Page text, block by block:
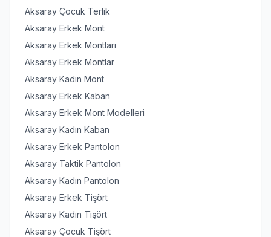
Aksaray Çocuk Terlik
Aksaray Erkek Mont
Aksaray Erkek Montları
Aksaray Erkek Montlar
Aksaray Kadın Mont
Aksaray Erkek Kaban
Aksaray Erkek Mont Modelleri
Aksaray Kadın Kaban
Aksaray Erkek Pantolon
Aksaray Taktik Pantolon
Aksaray Kadın Pantolon
Aksaray Erkek Tişört
Aksaray Kadın Tişört
Aksaray Çocuk Tişört